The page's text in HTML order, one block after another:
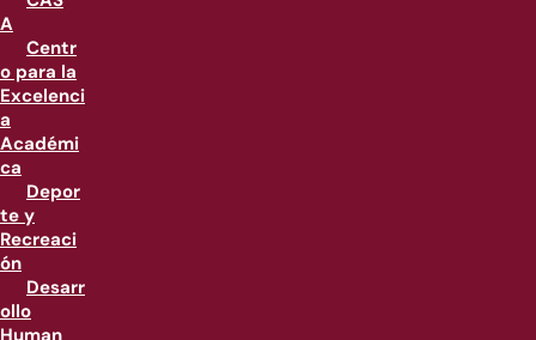
A
Centr
o para la
Excelenci
a
Académi
ca
Depor
te y
Recreaci
ón
Desarr
ollo
Human